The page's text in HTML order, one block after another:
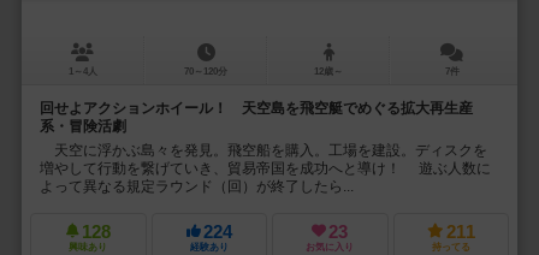
1～4人 70～120分 12歳～ 7件
回せよアクションホイール！ 天空島を飛空艇でめぐる拡大再生産
系・冒険活劇
天空に浮かぶ島々を発見。飛空船を購入。工場を建設。ディスクを
増やして行動を繋げていき、貿易帝国を成功へと導け！ 遊ぶ人数に
よって異なる規定ラウンド（回）が終了したら...
128
興味あり
224
経験あり
23
お気に入り
211
持ってる